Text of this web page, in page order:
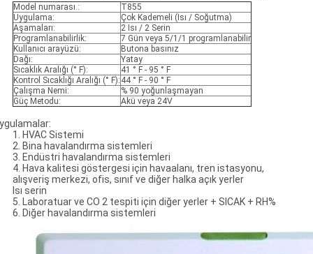
Model numarası.:
T855
Uygulama:
Çok Kademeli (Isı / Soğutma)
Aşamaları:
2 Isı / 2 Serin
Programlanabilirlik:
7 Gün veya 5/1/1 programlanabilir
Kullanıcı arayüzü:
Butona basınız
Dağı:
Yatay
Sıcaklık Aralığı (° F):
41 ° F - 95 ° F
Kontrol Sıcaklığı Aralığı (° F): 44 ° F - 90 ° F
Çalışma Nemi:
% 90 yoğunlaşmayan
Güç Metodu:
Akü veya 24V
1. HVAC Sistemi
2. Bina havalandırma sistemleri
3. Endüstri havalandırma sistemleri
4. Hava kalitesi göstergesi için havaalanı, tren istasyonu,
alışveriş merkezi, ofis, sınıf ve diğer halka açık yerler
Isı serin
5. Laboratuar ve CO 2 tespiti için diğer yerler + SICAK + RH%
6. Diğer havalandırma sistemleri